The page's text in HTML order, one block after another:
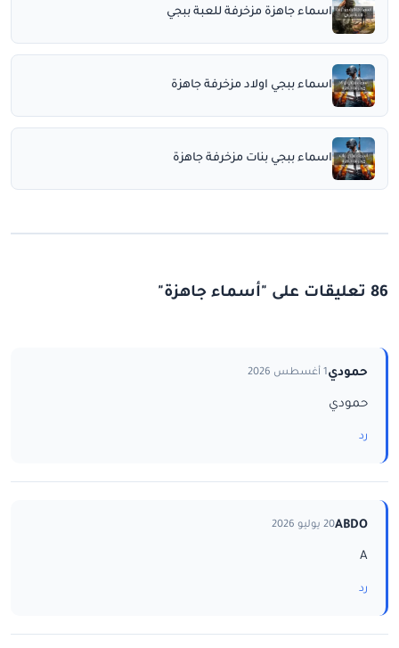
اسماء جاهزة مزخرفة للعبة ببجي
اسماء ببجي اولاد مزخرفة جاهزة
اسماء ببجي بنات مزخرفة جاهزة
86 تعليقات على "أسماء جاهزة"
حمودي1 أغسطس 2026
حمودي
رد
ABDO20 يوليو 2026
A
رد